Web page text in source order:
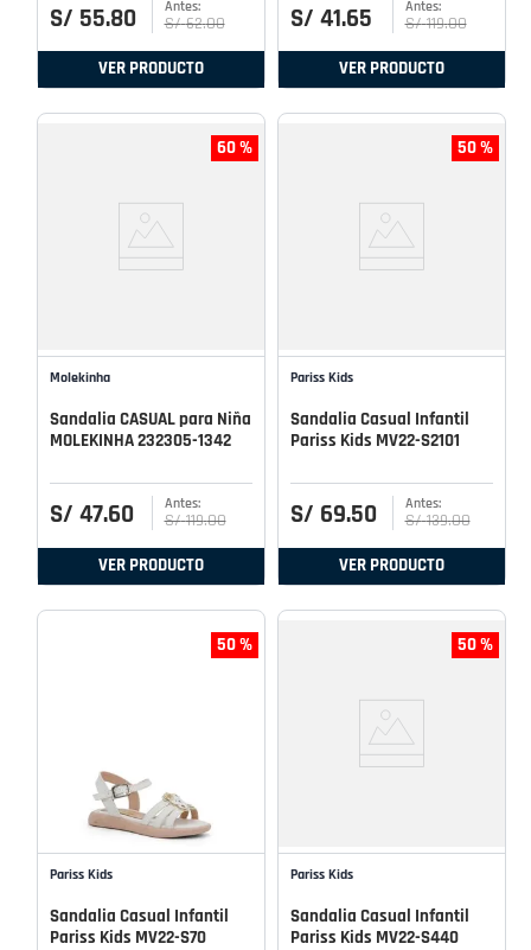
S/ 55.80 S/ 62.00
VER PRODUCTO
S/ 41.65 S/ 119.00
VER PRODUCTO
60 %
Molekinha
Sandalia CASUAL para Niña
MOLEKINHA 232305-1342
S/ 47.60 S/ 119.00
VER PRODUCTO
50 %
Pariss Kids
Sandalia Casual Infantil
Pariss Kids MV22-S2101
S/ 69.50 S/ 139.00
VER PRODUCTO
50 %
Pariss Kids
Sandalia Casual Infantil
Pariss Kids MV22-S70
50 %
Pariss Kids
Sandalia Casual Infantil
Pariss Kids MV22-S440